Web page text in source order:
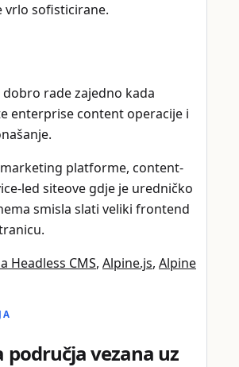
vrlo sofisticirane.
rade zajedno kada
enterprise content operacije i
platforme, content-
led siteove gdje je uredničko
smisla slati veliki frontend
Headless CMS, Alpine.js, Alpine
područja vezana uz